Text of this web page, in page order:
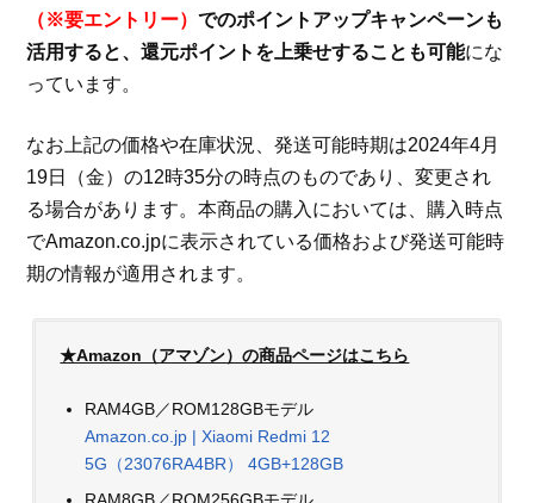
（※要エントリー）でのポイントアップキャンペーンも
活用すると、還元ポイントを上乗せすることも可能にな
っています。
なお上記の価格や在庫状況、発送可能時期は2024年4月
19日（金）の12時35分の時点のものであり、変更され
る場合があります。本商品の購入においては、購入時点
でAmazon.co.jpに表示されている価格および発送可能時
期の情報が適用されます。
★Amazon（アマゾン）の商品ページはこちら
RAM4GB／ROM128GBモデル
Amazon.co.jp | Xiaomi Redmi 12
5G（23076RA4BR） 4GB+128GB